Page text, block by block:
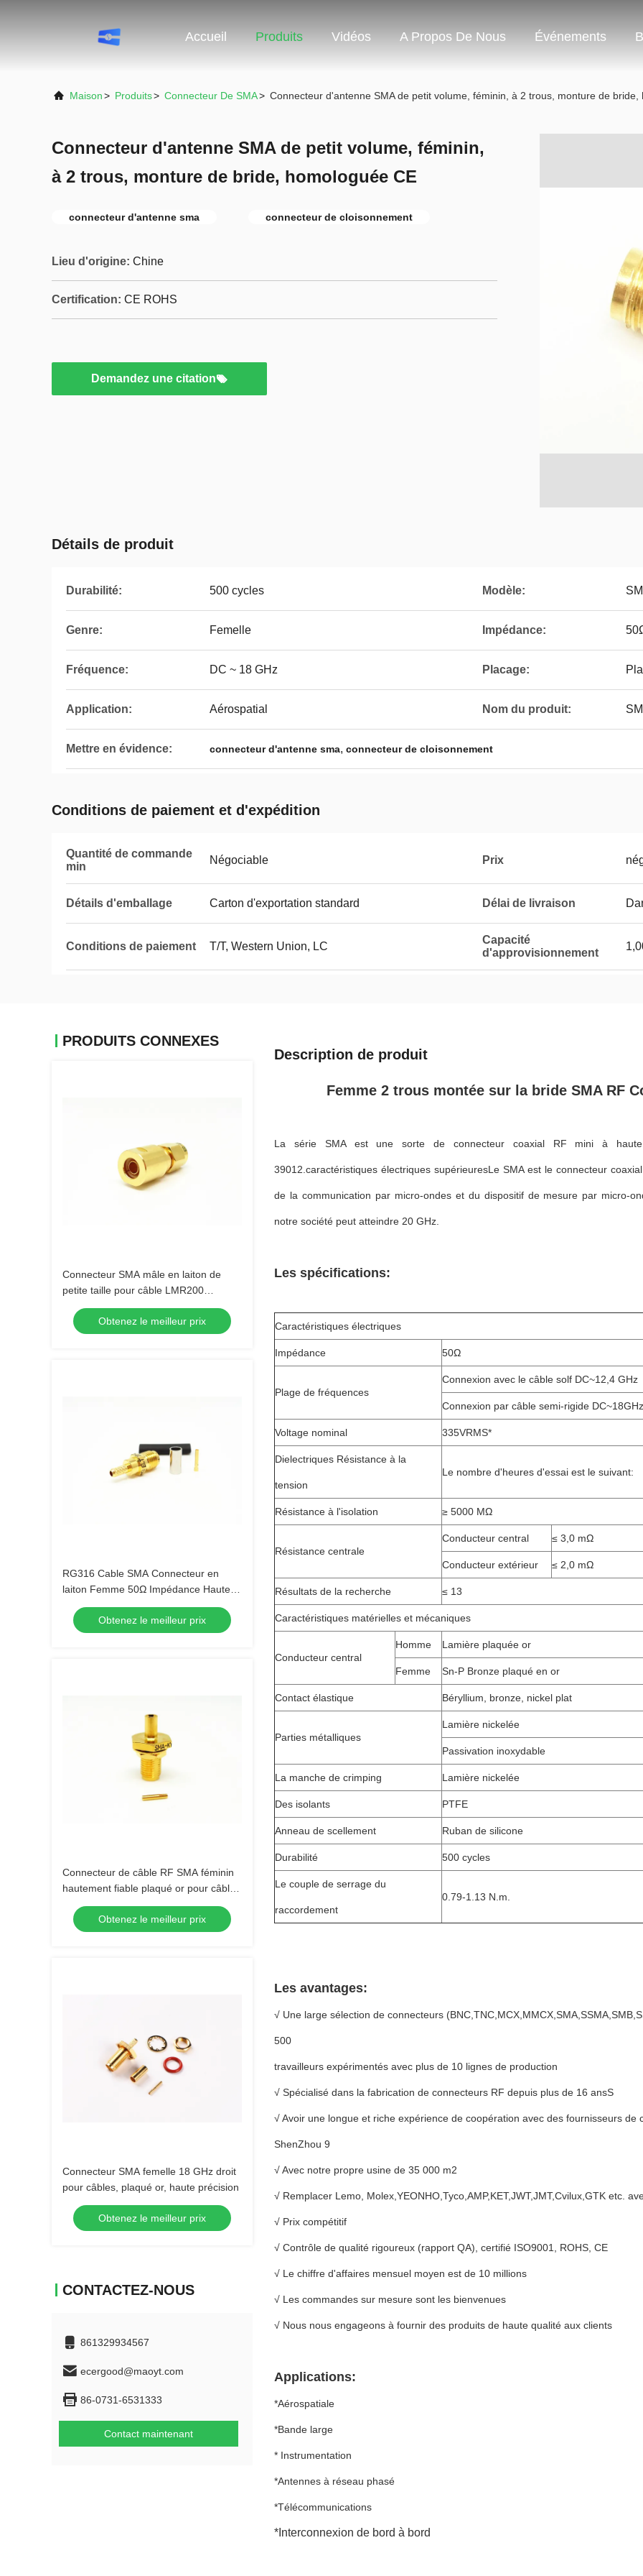
Accueil Produits Vidéos A Propos De Nous Événements
Maison> Produits> Connecteur De SMA> Connecteur d'antenne SMA de petit volume, féminin, à 2 trous, monture de bride,
Connecteur d'antenne SMA de petit volume, féminin,
à 2 trous, monture de bride, homologuée CE
connecteur d'antenne sma connecteur de cloisonnement
Lieu d'origine: Chine
Certification: CE ROHS
Demandez une citation
Détails de produit
Durabilité: 500 cycles Modèle:
Genre: Femelle Impédance:
Fréquence: DC ~ 18 GHz Placage:
Application: Aérospatial Nom du produit:
Mettre en évidence: connecteur d'antenne sma, connecteur de cloisonnement
Conditions de paiement et d'expédition
Quantité de commande
min
Négociable Prix
Détails d'emballage Carton d'exportation standard Délai de livraison
Conditions de paiement T/T, Western Union, LC
Capacité
d'approvisionnement
PRODUITS CONNEXES
Connecteur SMA mâle en laiton de
petite taille pour câble LMR200
MF147B CXN3449
Obtenez le meilleur prix
RG316 Cable SMA Connecteur en
laiton Femme 50Ω Impédance Haute
fréquence
Obtenez le meilleur prix
Connecteur de câble RF SMA féminin
hautement fiable plaqué or pour câble
Obtenez le meilleur prix
Connecteur SMA femelle 18 GHz droit
pour câbles, plaqué or, haute précision
Obtenez le meilleur prix
CONTACTEZ-NOUS
861329934567
ecergood@maoyt.com
86-0731-6531333
Contact maintenant
Description de produit
Femme 2 trous montée sur la bride SMA RF
La série SMA est une sorte de connecteur coaxial RF mini à
39012.caractéristiques électriques supérieuresLe SMA est le connecteur
de la communication par micro-ondes et du dispositif de mesure par micro-
notre société peut atteindre 20 GHz.
Les spécifications:
Caractéristiques électriques
Impédance 50Ω
Plage de fréquences
Connexion avec le câble solf DC~12,4 GHz
Connexion par câble semi-rigide DC~18GHz
Voltage nominal 335VRMS*
Dielectriques Résistance à la
tension
Le nombre d'heures d'essai est le suivant:
Résistance à l'isolation ≥ 5000 MΩ
Résistance centrale
Conducteur central ≤ 3,0 mΩ
Conducteur extérieur ≤ 2,0 mΩ
Résultats de la recherche ≤ 13
Caractéristiques matérielles et mécaniques
Conducteur central
Homme Lamière plaquée or
Femme Sn-P Bronze plaqué en or
Contact élastique Béryllium, bronze, nickel plat
Parties métalliques
Lamière nickelée
Passivation inoxydable
La manche de crimping Lamière nickelée
Des isolants PTFE
Anneau de scellement Ruban de silicone
Durabilité 500 cycles
Le couple de serrage du
raccordement
0.79-1.13 N.m.
Les avantages:
√ Une large sélection de connecteurs
500
travailleurs expérimentés avec plus de 10 lignes de production
√ Spécialisé dans la fabrication de connecteurs RF depuis plus de 16 ansS
√ Avoir une longue et riche expérience de coopération avec des fournisseurs
ShenZhou 9
√ Avec notre propre usine de 35 000 m2
√ Remplacer Lemo, Molex,YEONHO,Tyco,AMP,KET,JWT,JMT,Cvilux,GTK etc.
√ Prix compétitif
√ Contrôle de qualité rigoureux (rapport QA), certifié ISO9001, ROHS, CE
√ Le chiffre d'affaires mensuel moyen est de 10 millions
√ Les commandes sur mesure sont les bienvenues
√ Nous nous engageons à fournir des produits de haute qualité aux clients
Applications:
*Aérospatiale
*Bande large
* Instrumentation
*Antennes à réseau phasé
*Télécommunications
*Interconnexion de bord à bord